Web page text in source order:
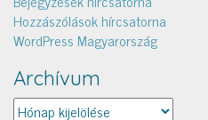
Hozzászólások hírcsatorna
WordPress Magyarország
Archívum
Archívum